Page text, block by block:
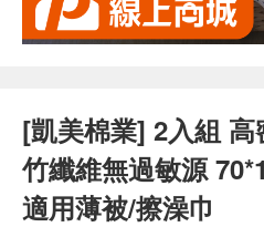
[凱美棉業] 2入組 高
竹纖維無過敏源
適用薄被/擦澡巾